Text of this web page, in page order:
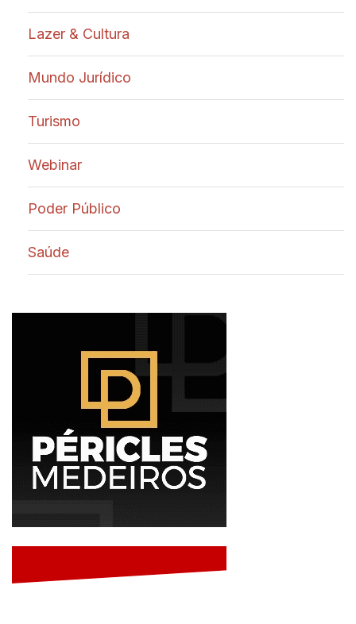
Lazer & Cultura
Mundo Jurídico
Turismo
Webinar
Poder Público
Saúde